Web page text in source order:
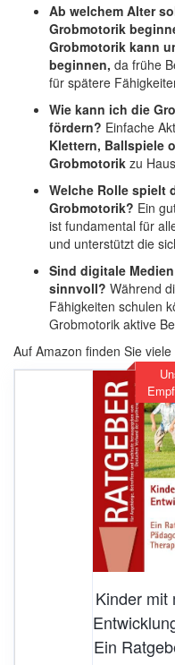
Ab welchem Alter
Grobmotorik
Grobmotorik kann
beginnen, da frühe
für spätere
Wie kann ich die
fördern? Einfache
Klettern, Ballspiele
Grobmotorik zu
Welche Rolle spielt
Grobmotorik? Ein
ist fundamental für
und unterstützt die
Sind digitale
sinnvoll? Während
Fähigkeiten schulen
Grobmotorik aktive
Auf Amazon finden Sie
Kinder mit
Ein